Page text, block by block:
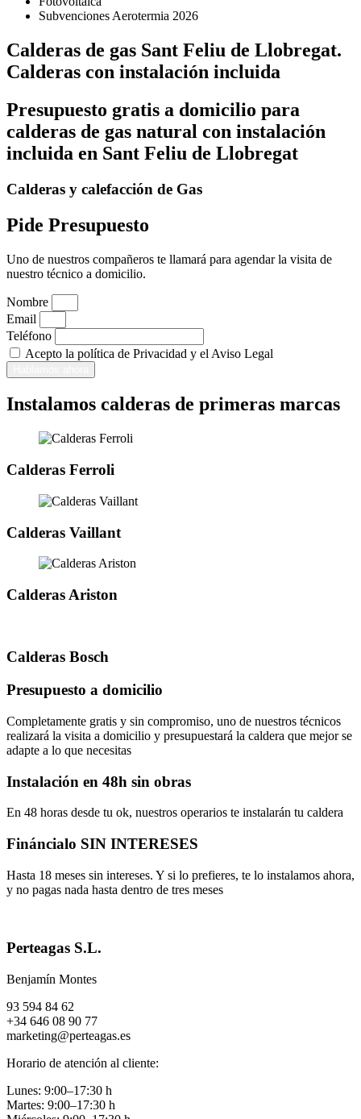
Subvenciones Aerotermia 2026
Calderas de gas Sant Feliu de Llobregat.
Calderas con instalación incluida
Presupuesto gratis a domicilio para
calderas de gas natural con instalación
incluida en Sant Feliu de Llobregat
Calderas y calefacción de Gas
Pide Presupuesto
Uno de nuestros compañeros te llamará para agendar la visita de
nuestro técnico a domicilio.
Nombre
Email
Teléfono
Acepto la política de Privacidad y el Aviso Legal
Instalamos calderas de primeras marcas
Calderas Ferroli
Calderas Vaillant
Calderas Ariston
Calderas Bosch
Presupuesto a domicilio
Completamente gratis y sin compromiso, uno de nuestros técnicos
realizará la visita a domicilio y presupuestará la caldera que mejor se
adapte a lo que necesitas
Instalación en 48h sin obras
En 48 horas desde tu ok, nuestros operarios te instalarán tu caldera
Fináncialo SIN INTERESES
Hasta 18 meses sin intereses. Y si lo prefieres, te lo instalamos ahora,
y no pagas nada hasta dentro de tres meses
Perteagas S.L.
Benjamín Montes
93 594 84 62
+34 646 08 90 77
marketing@perteagas.es
Horario de atención al cliente:
Lunes: 9:00–17:30 h
Martes: 9:00–17:30 h